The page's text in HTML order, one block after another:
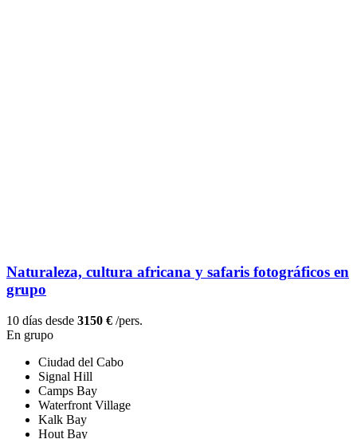
Naturaleza, cultura africana y safaris fotográficos en
grupo
10 días desde 3150 € /pers.
En grupo
Ciudad del Cabo
Signal Hill
Camps Bay
Waterfront Village
Kalk Bay
Hout Bay